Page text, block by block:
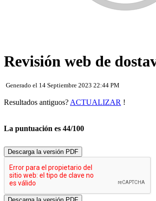
Revisión web de
Generado el 14 Septiembre 2023 22:44 PM
Resultados antiguos? ACTUALIZAR !
La puntuación es 44/100
Descarga la versión PDF